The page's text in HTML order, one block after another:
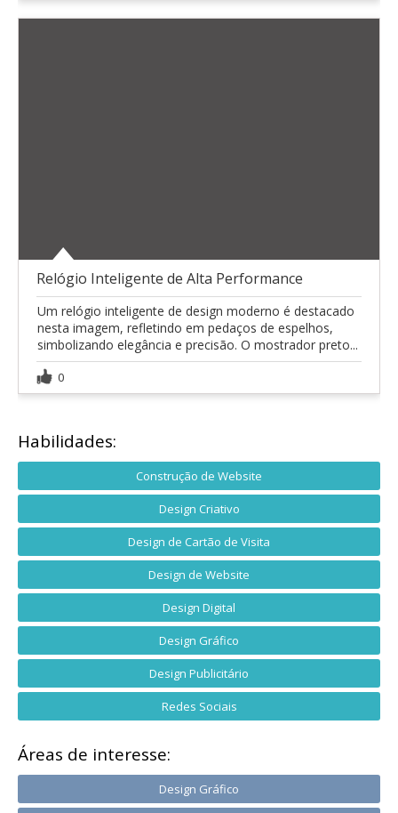
Relógio Inteligente de Alta Performance
Um relógio inteligente de design moderno é destacado
nesta imagem, refletindo em pedaços de espelhos,
simbolizando elegância e precisão. O mostrador preto...
0
Habilidades:
Construção de Website
Design Criativo
Design de Cartão de Visita
Design de Website
Design Digital
Design Gráfico
Design Publicitário
Redes Sociais
Áreas de interesse:
Design Gráfico